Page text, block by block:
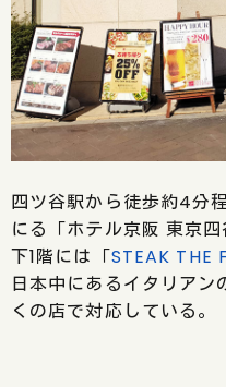
四ツ谷駅から徒歩約4分
にる「ホテル京阪 東京
下1階には「STEAK THE
日本中にあるイタリアン
くの店で対応している。